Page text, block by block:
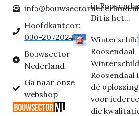
info@bouwsectornederland.nl
Hoofdkantoor:
030-2072024
Bouwsector
Nederland
Ga naar onze
webshop
in
Dit is het...
Roosendaal
Roosendaal
dé oplossing
voor
die